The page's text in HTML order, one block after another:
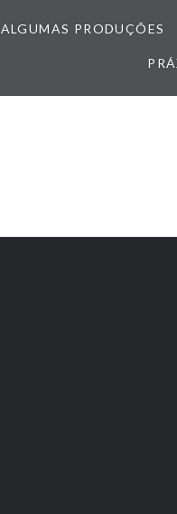
ALGUMAS PRODUÇÕES